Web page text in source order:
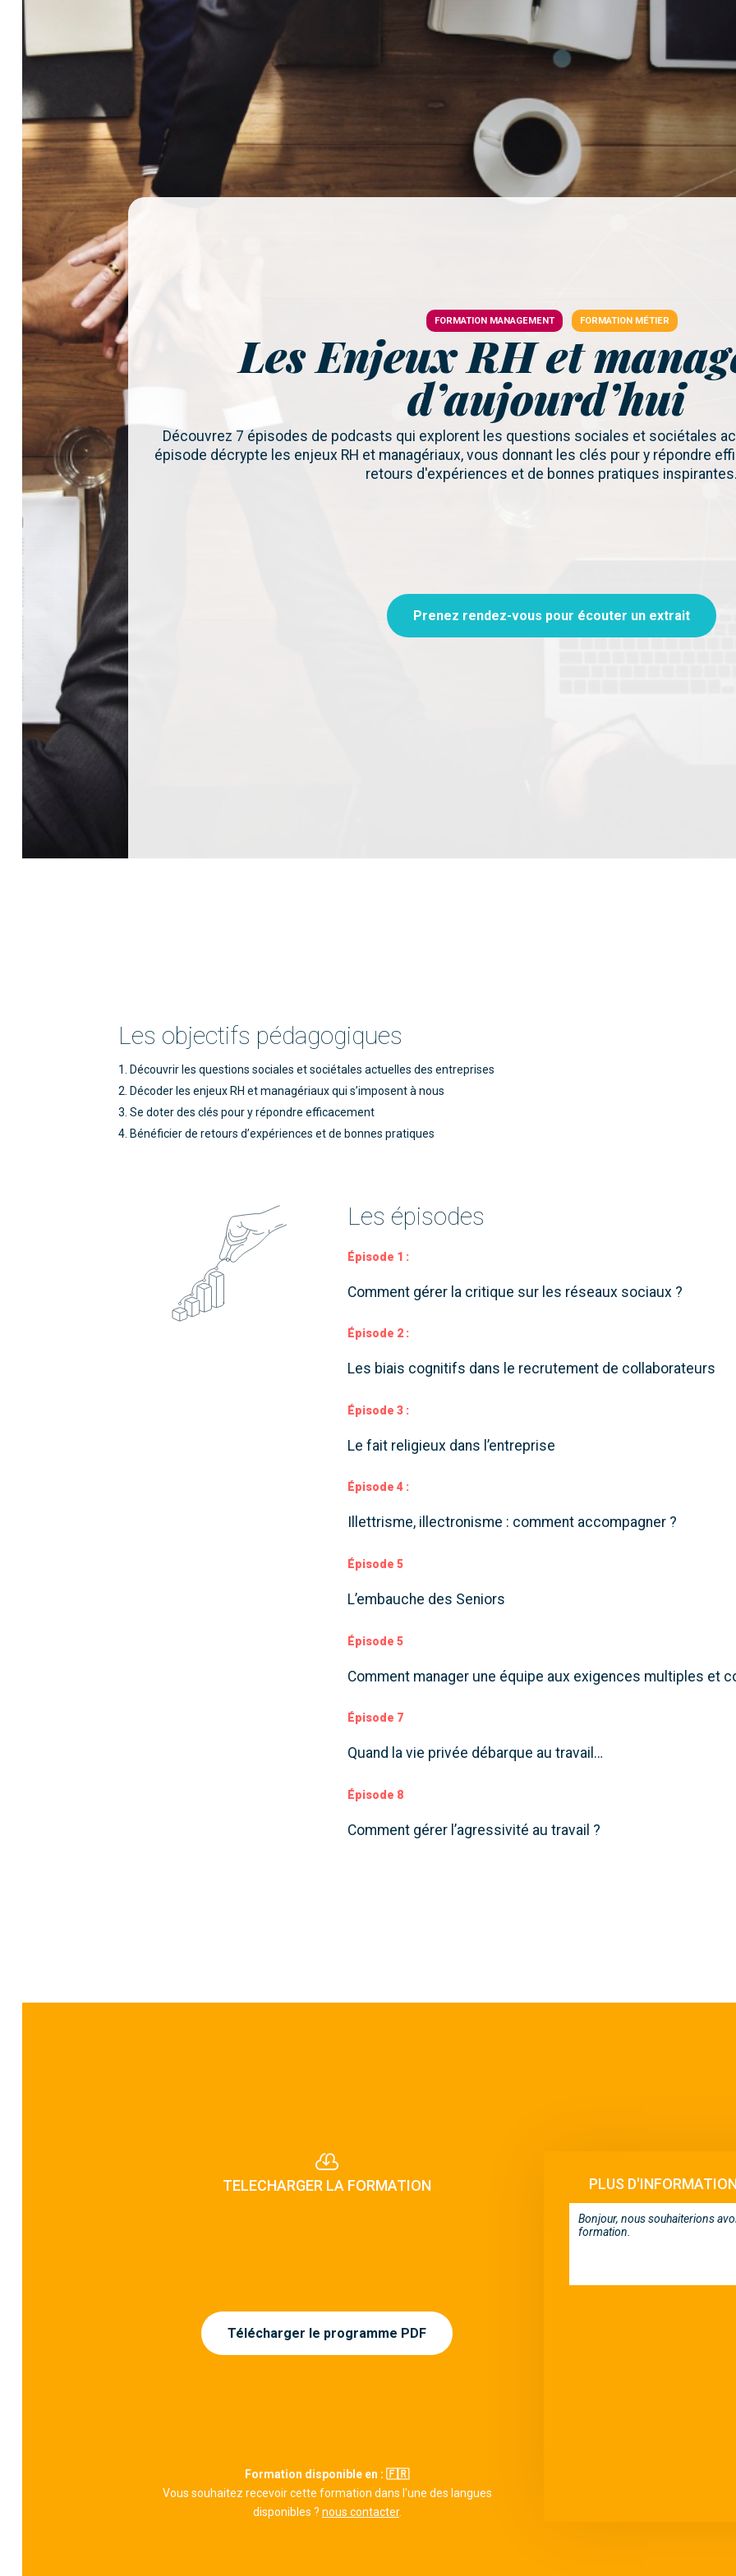
FORMATION MANAGEMENT FORMATION MÉTIER
Les Enjeux RH et
d’aujourd’hui
Découvrez 7 épisodes de podcasts qui explorent les questions sociales et sociétales
épisode décrypte les enjeux RH et managériaux, vous donnant les clés pour y répondre
retours d'expériences et de bonnes pratiques inspirantes.
Prenez rendez-vous pour écouter un extrait
Les objectifs pédagogiques
Découvrir les questions sociales et sociétales actuelles des entreprises
Décoder les enjeux RH et managériaux qui s’imposent à nous
Se doter des clés pour y répondre efficacement
Bénéficier de retours d’expériences et de bonnes pratiques
Les épisodes
Épisode 1 :
Comment gérer la critique sur les réseaux sociaux ?
Épisode 2 :
Les biais cognitifs dans le recrutement de collaborateurs
Épisode 3 :
Le fait religieux dans l’entreprise
Épisode 4 :
Illettrisme, illectronisme : comment accompagner ?
Épisode 5
L’embauche des Seniors
Épisode 5
Comment manager une équipe aux exigences multiples et
Épisode 7
Quand la vie privée débarque au travail…
Épisode 8
Comment gérer l’agressivité au travail ?

TELECHARGER LA FORMATION
Télécharger le programme PDF
Formation disponible en : 🇫🇷
Vous souhaitez recevoir cette formation dans l'une des langues
disponibles ? nous contacter.
PLUS